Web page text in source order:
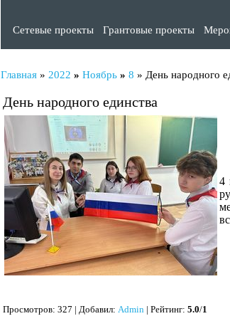
Сетевые проекты Грантовые проекты
Главная » 2022 » Ноябрь » 8 » День народного
День народного единства
4
Просмотров: 327 | Добавил: Admin | Рейтинг: 5.0/1